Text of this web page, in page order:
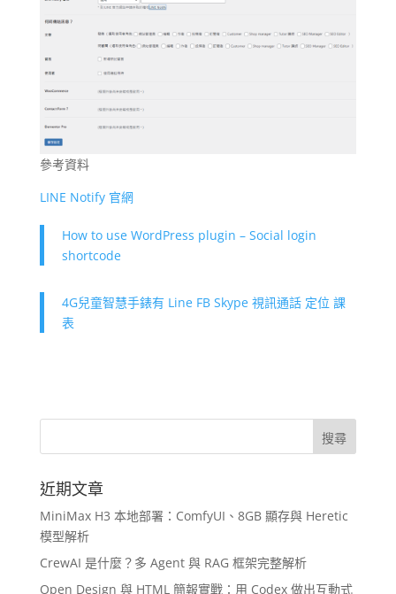
參考資料
LINE Notify 官網
How to use WordPress plugin – Social login
shortcode
4G兒童智慧手錶有 Line FB Skype 視訊通話 定位 課
表
近期文章
MiniMax H3 本地部署：ComfyUI、8GB 顯存與 Heretic
模型解析
CrewAI 是什麼？多 Agent 與 RAG 框架完整解析
Open Design 與 HTML 簡報實戰：用 Codex 做出互動式